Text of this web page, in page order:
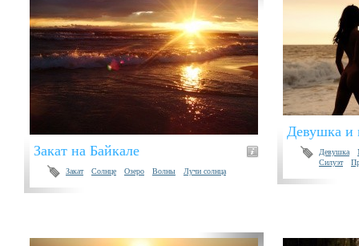
Закат на Байкале
Закат Солнце Озеро Волны Лучи солнца
Девушка и
Девушка
Силуэт